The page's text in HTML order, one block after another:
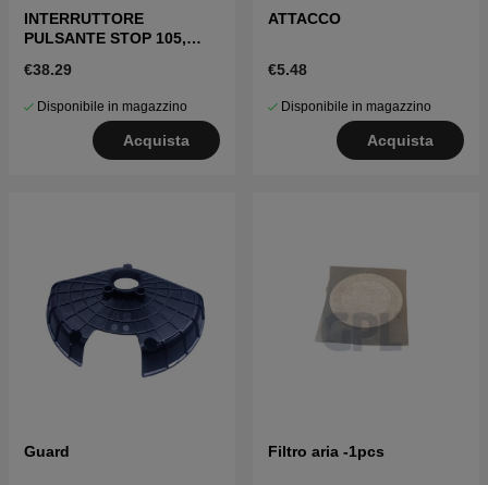
INTERRUTTORE
PULSANTE STOP 105,
€38.29
Disponibile in magazzino
Acquista
ATTACCO
€5.48
Disponibile in magazzino
Acquista
Guard Filtro aria -1pcs